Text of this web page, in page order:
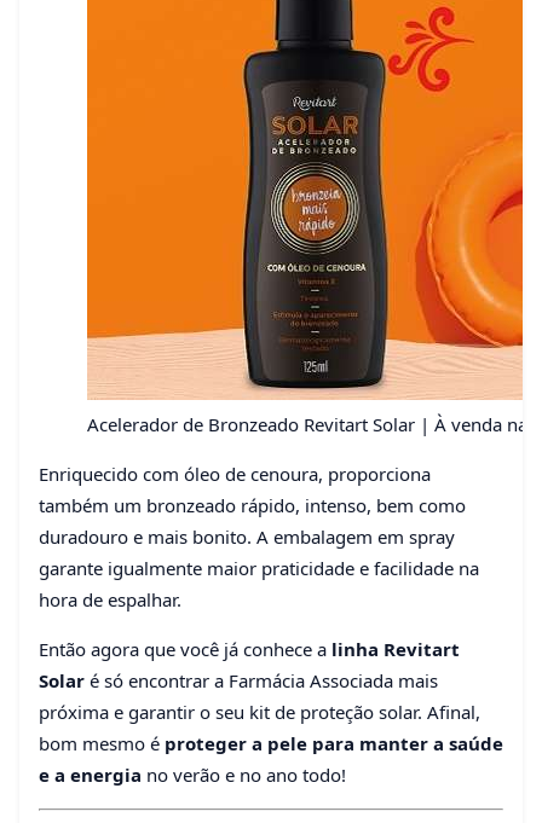
Acelerador de Bronzeado Revitart Solar | À venda nas
Enriquecido com óleo de cenoura, proporciona
também um bronzeado rápido, intenso, bem como
duradouro e mais bonito. A embalagem em spray
garante igualmente maior praticidade e facilidade na
hora de espalhar.
Então agora que você já conhece a linha Revitart
Solar é só encontrar a Farmácia Associada mais
próxima e garantir o seu kit de proteção solar. Afinal,
bom mesmo é proteger a pele para manter a saúde
e a energia no verão e no ano todo!